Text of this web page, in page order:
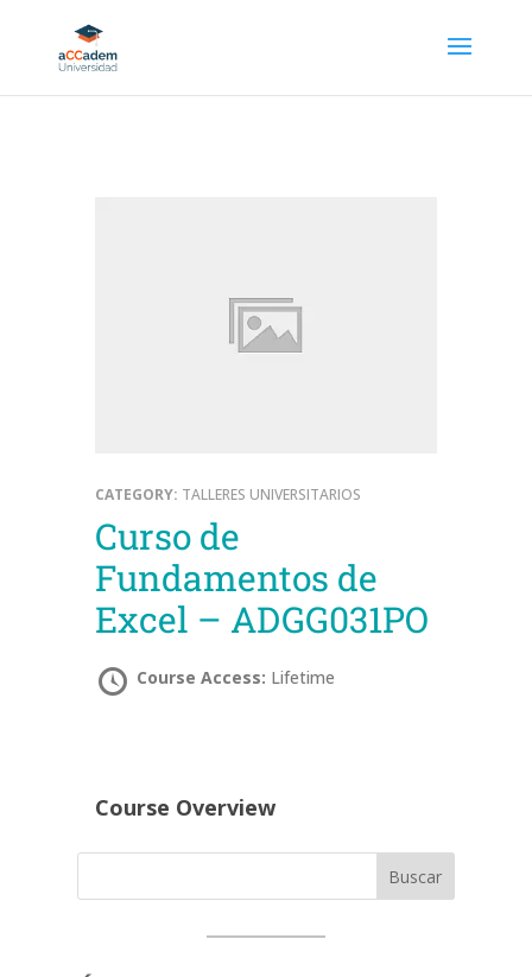
CATEGORY: TALLERES UNIVERSITARIOS
Curso de
Fundamentos de
Excel – ADGG031PO
Course Access: Lifetime
Course Overview
Buscar